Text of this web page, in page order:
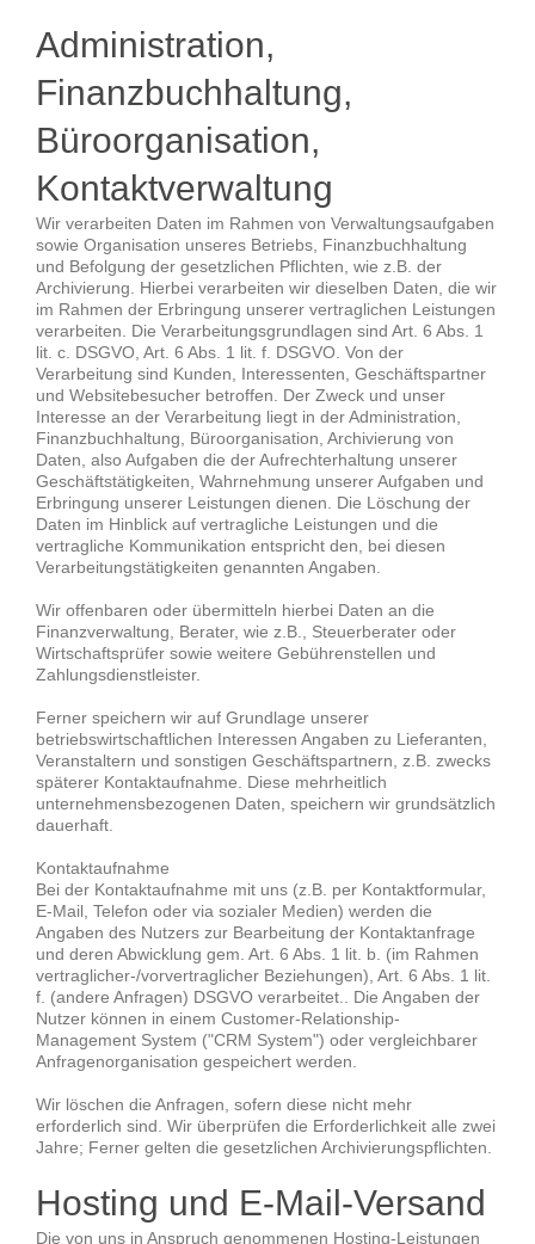
Administration,
Finanzbuchhaltung,
Büroorganisation,
Kontaktverwaltung
Wir verarbeiten Daten im Rahmen von Verwaltungsaufgaben
sowie Organisation unseres Betriebs, Finanzbuchhaltung
und Befolgung der gesetzlichen Pflichten, wie z.B. der
Archivierung. Hierbei verarbeiten wir dieselben Daten, die wir
im Rahmen der Erbringung unserer vertraglichen Leistungen
verarbeiten. Die Verarbeitungsgrundlagen sind Art. 6 Abs. 1
lit. c. DSGVO, Art. 6 Abs. 1 lit. f. DSGVO. Von der
Verarbeitung sind Kunden, Interessenten, Geschäftspartner
und Websitebesucher betroffen. Der Zweck und unser
Interesse an der Verarbeitung liegt in der Administration,
Finanzbuchhaltung, Büroorganisation, Archivierung von
Daten, also Aufgaben die der Aufrechterhaltung unserer
Geschäftstätigkeiten, Wahrnehmung unserer Aufgaben und
Erbringung unserer Leistungen dienen. Die Löschung der
Daten im Hinblick auf vertragliche Leistungen und die
vertragliche Kommunikation entspricht den, bei diesen
Verarbeitungstätigkeiten genannten Angaben.
Wir offenbaren oder übermitteln hierbei Daten an die
Finanzverwaltung, Berater, wie z.B., Steuerberater oder
Wirtschaftsprüfer sowie weitere Gebührenstellen und
Zahlungsdienstleister.
Ferner speichern wir auf Grundlage unserer
betriebswirtschaftlichen Interessen Angaben zu Lieferanten,
Veranstaltern und sonstigen Geschäftspartnern, z.B. zwecks
späterer Kontaktaufnahme. Diese mehrheitlich
unternehmensbezogenen Daten, speichern wir grundsätzlich
dauerhaft.
Kontaktaufnahme
Bei der Kontaktaufnahme mit uns (z.B. per Kontaktformular,
E-Mail, Telefon oder via sozialer Medien) werden die
Angaben des Nutzers zur Bearbeitung der Kontaktanfrage
und deren Abwicklung gem. Art. 6 Abs. 1 lit. b. (im Rahmen
vertraglicher-/vorvertraglicher Beziehungen), Art. 6 Abs. 1 lit.
f. (andere Anfragen) DSGVO verarbeitet.. Die Angaben der
Nutzer können in einem Customer-Relationship-
Management System ("CRM System") oder vergleichbarer
Anfragenorganisation gespeichert werden.
Wir löschen die Anfragen, sofern diese nicht mehr
erforderlich sind. Wir überprüfen die Erforderlichkeit alle zwei
Jahre; Ferner gelten die gesetzlichen Archivierungspflichten.
Hosting und E-Mail-Versand
Die von uns in Anspruch genommenen Hosting-Leistungen